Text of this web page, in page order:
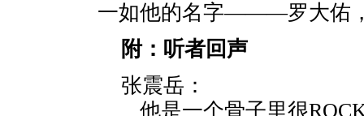
一如他的名字———罗大佑
附：听者回声
张震岳：
他是一个骨子里很ROCK